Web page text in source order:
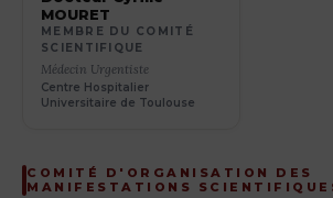
MOURET
MEMBRE DU COMITÉ
SCIENTIFIQUE
Médecin Urgentiste
Centre Hospitalier
Universitaire de Toulouse
COMITÉ D'ORGANISATION DES
MANIFESTATIONS